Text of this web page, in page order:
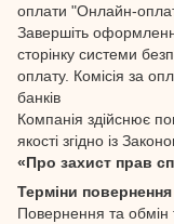
оплати "Онлайн-
Завершіть
сторінку системи
оплату. Комісія за
банків
Компанія здійснює
якості згідно із
«Про захист прав
Терміни
Повернення та обмін